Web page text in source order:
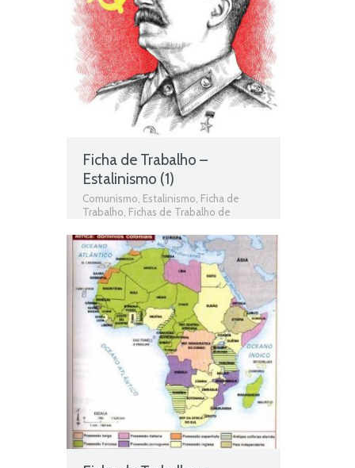
Ficha de Trabalho –
Estalinismo (1)
Comunismo Estalinismo Ficha de
Trabalho Fichas de Trabalho de
História 9º Ano,Jogo de história,
Regime totalitário Estalinista na URSS,
Teste de Avaliação